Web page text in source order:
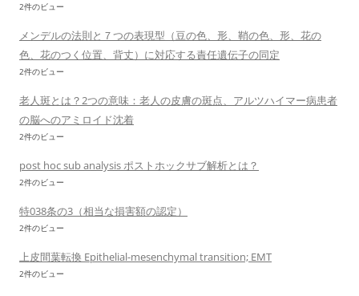
2件のビュー
メンデルの法則と７つの表現型（豆の色、形、鞘の色、形、花の
色、花のつく位置、背丈）に対応する責任遺伝子の同定
2件のビュー
老人斑とは？2つの意味：老人の皮膚の斑点、アルツハイマー病患者
の脳へのアミロイド沈着
2件のビュー
post hoc sub analysis ポストホックサブ解析とは？
2件のビュー
特038条の3（相当な損害額の認定）
2件のビュー
上皮間葉転換 Epithelial-mesenchymal transition; EMT
2件のビュー